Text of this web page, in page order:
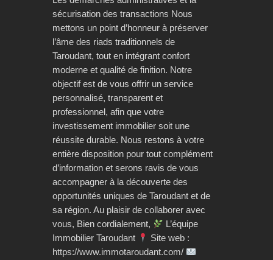
sécurisation des transactions Nous
mettons un point d’honneur à préserver
l’âme des riads traditionnels de
Taroudant, tout en intégrant confort
moderne et qualité de finition. Notre
objectif est de vous offrir un service
personnalisé, transparent et
professionnel, afin que votre
investissement immobilier soit une
réussite durable. Nous restons à votre
entière disposition pour tout complément
d’information et serons ravis de vous
accompagner à la découverte des
opportunités uniques de Taroudant et de
sa région. Au plaisir de collaborer avec
vous, Bien cordialement,
L’équipe
Immobilier Taroudant
Site web :
https://www.immotaroudant.com/